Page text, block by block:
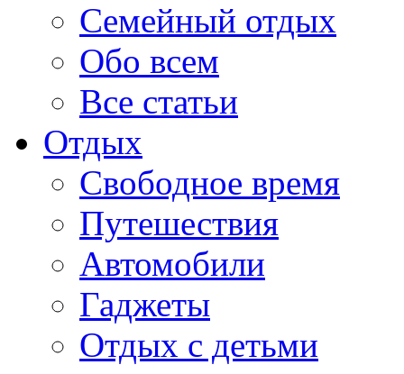
Семейный отдых
Обо всем
Все статьи
Отдых
Свободное время
Путешествия
Автомобили
Гаджеты
Отдых с детьми